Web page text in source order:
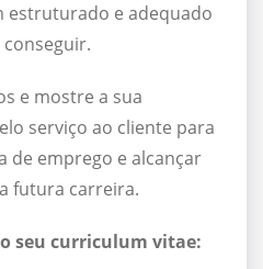
estruturado e adequado
conseguir.
e mostre a sua
serviço ao cliente para
de emprego e alcançar
futura carreira.
seu curriculum vitae: